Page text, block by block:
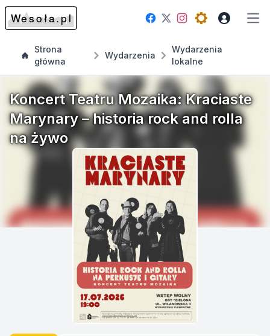
Facebook
TwitterInstagram
Open theme
Strona
główna
Wydarzenia
Wydarzenia
lokalne
Koncert Teatru Mozaika: Kraciaste
Marynary – historia rock and rolla
na żywo